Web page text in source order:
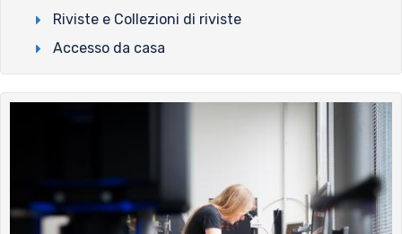
Riviste e Collezioni di riviste
Accesso da casa